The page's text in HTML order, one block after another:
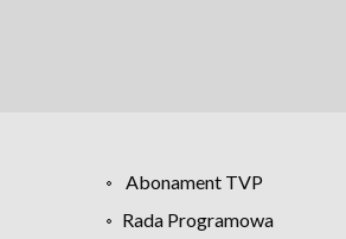
Abonament TVP
Rada Programowa